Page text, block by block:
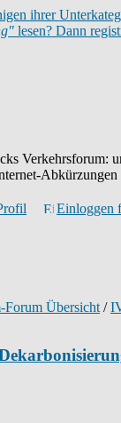
ihrer
lesen? Dann
Verkehrsforum:
Abkürzungen
Einloggen
Forum Übersicht /